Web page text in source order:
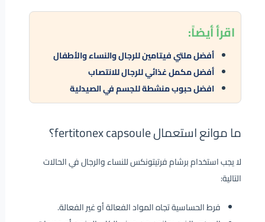
اقرأأيضاً:
أفضل ملتي فيتامين للرجال والنساء والأطفال
أفضل مكمل غذائي للرجال للانتصاب
افضل حبوب منشطة للجسم في الصيدلية
ما موانع استعمال fertitonex capsoule؟
لا يجب استخدام برشام فرتيتونكس للنساء والرجال في الحالات
التالية:
فرط الحساسية تجاه المواد الفعالة أو غير الفعالة.